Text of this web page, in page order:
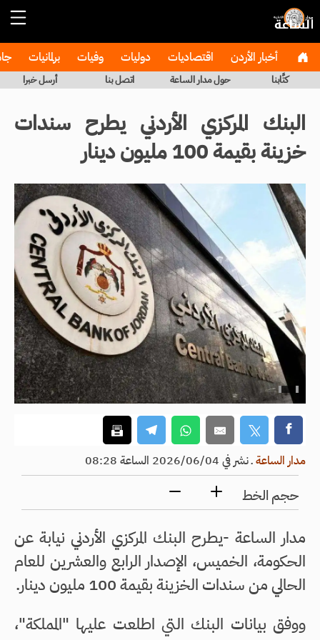
أخبار الأردن اقتصاديات دوليات وفيات برلمانيات
كتَّابنا حول مدار الساعة اتصل بنا أرسل خبرا
البنك المركزي الأردني يطرح سندات
خزينة بقيمة 100 مليون دينار
مدار الساعةـنشر في 2026/06/04 الساعة 08:28
حجم الخط
مدار الساعة -يطرح البنك المركزي الأردني نيابة عن
الحكومة، الخميس، الإصدار الرابع والعشرين للعام
الحالي من سندات الخزينة بقيمة 100 مليون دينار.
ووفق بيانات البنك التي اطلعت عليها "المملكة"،